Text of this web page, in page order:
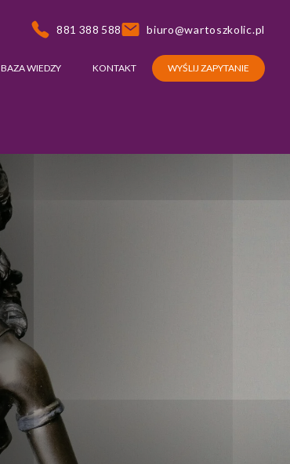
881 388 588 biuro@wartoszkolic.pl
BAZA WIEDZY KONTAKT WYŚLIJ ZAPYTANIE